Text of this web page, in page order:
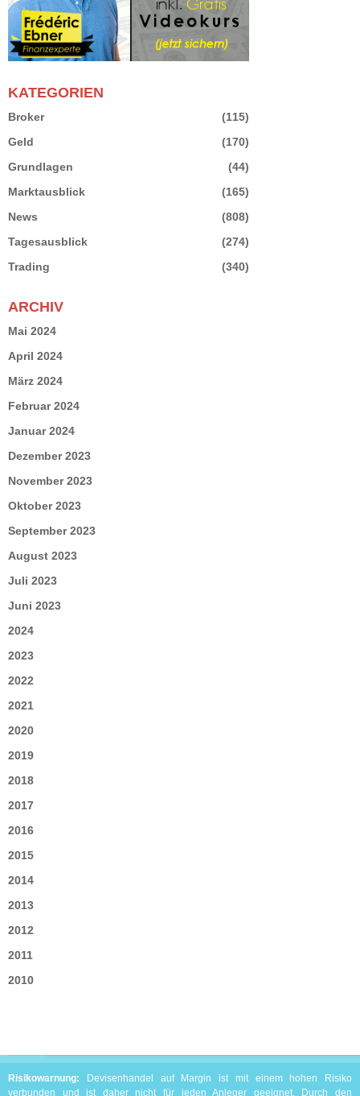
KATEGORIEN
Broker
(115)
Geld
(170)
Grundlagen
(44)
Marktausblick
(165)
News
(808)
Tagesausblick
(274)
Trading
(340)
ARCHIV
Mai 2024
April 2024
März 2024
Februar 2024
Januar 2024
Dezember 2023
November 2023
Oktober 2023
September 2023
August 2023
Juli 2023
Juni 2023
2024
2023
2022
2021
2020
2019
2018
2017
2016
2015
2014
2013
2012
2011
2010
Risikowarnung: Devisenhandel auf Margin ist mit einem hohen Risiko
verbunden und ist daher nicht für jeden Anleger geeignet. Durch den